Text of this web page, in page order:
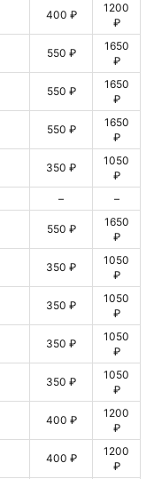
400 ₽
1200
₽
550 ₽
1650
₽
550 ₽
1650
₽
550 ₽
1650
₽
350 ₽
1050
₽
– –
550 ₽
1650
₽
350 ₽
1050
₽
350 ₽
1050
₽
350 ₽
1050
₽
350 ₽
1050
₽
400 ₽
1200
₽
400 ₽
1200
₽